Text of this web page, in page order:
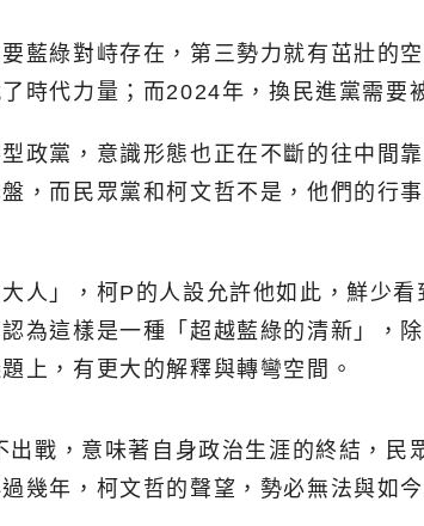
藍綠對峙存在，第三勢力就有茁壯的
時代力量；而2024年，換民進黨需要
政黨，意識形態也正在不斷的往中間
，而民眾黨和柯文哲不是，他們的行
人」，柯P的人設允許他如此，鮮少
為這樣是一種「超越藍綠的清新」，
上，有更大的解釋與轉彎空間。
戰，意味著自身政治生涯的終結，
幾年，柯文哲的聲望，勢必無法與如今